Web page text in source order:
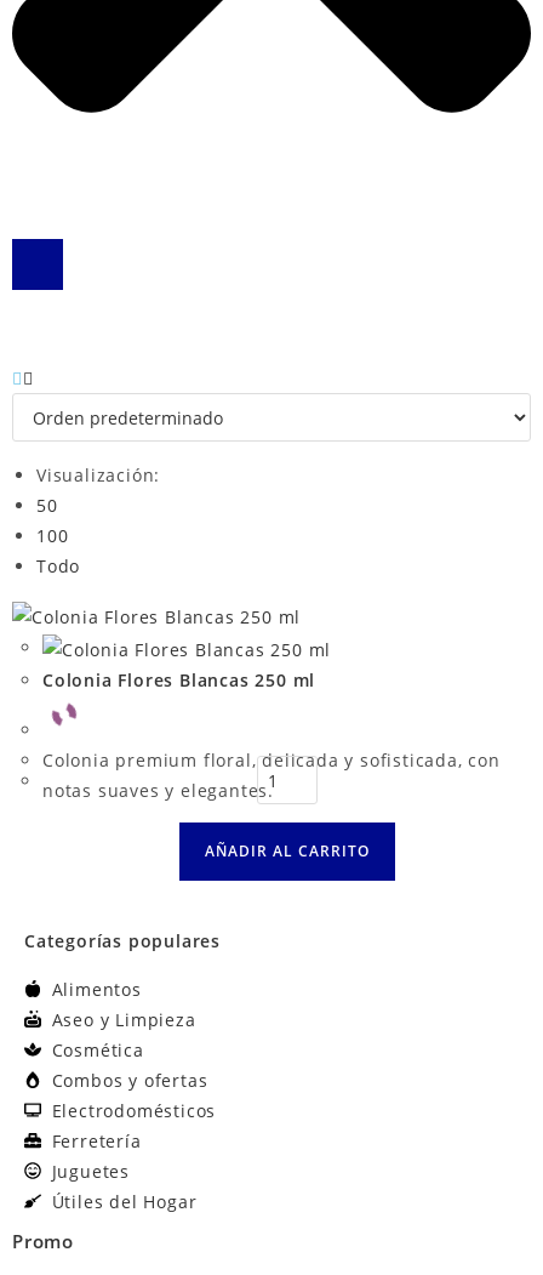
Categorías populares
Alimentos
Aseo y Limpieza
Cosmética
Combos y ofertas
Electrodomésticos
Ferretería
Juguetes
Útiles del Hogar
Promo
Visualización:
50
100
Todo
Colonia Flores Blancas 250 ml
Colonia premium floral, delicada y sofisticada, con
notas suaves y elegantes.
AÑADIR AL CARRITO